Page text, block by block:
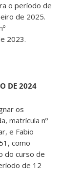
o período de
de 2025.
2023.
DE 2024
os
matrícula nº
e Fabio
como
do curso de
de 12